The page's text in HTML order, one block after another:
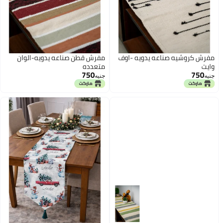
مفرش كروشيه صناعه يدويه -اوف
وايت
جنيه750
مفرش قطن صناعه يدويه-الوان
متعدده
جنيه750